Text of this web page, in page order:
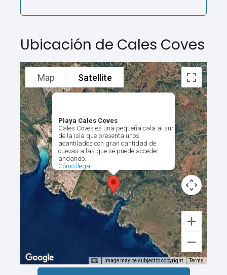
Ubicación de Cales Coves
Playa Cales Coves
Cales Coves es una pequeña cala al sur
de la isla que presenta unos
acantilados con gran cantidad de
cuevas a las que se puede acceder
andando.
Cómo llegar
Map Satellite
Image may be subject to copyright Terms